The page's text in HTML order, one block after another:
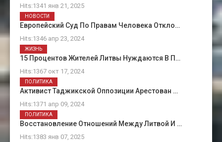
Hits:1341 янв 21, 2025
Европейский Суд По Правам Человека Откло…
Hits:1346 апр 23, 2024
НОВОСТИ
15 Процентов Жителей Литвы Нуждаются В П…
Hits:1367 окт 17, 2024
ЖИЗНЬ
Активист Таджикской Оппозиции Арестован …
Hits:1371 апр 09, 2024
ПОЛИТИКА
Восстановление Отношений Между Литвой И …
Hits:1383 янв 07, 2025
ПОЛИТИКА